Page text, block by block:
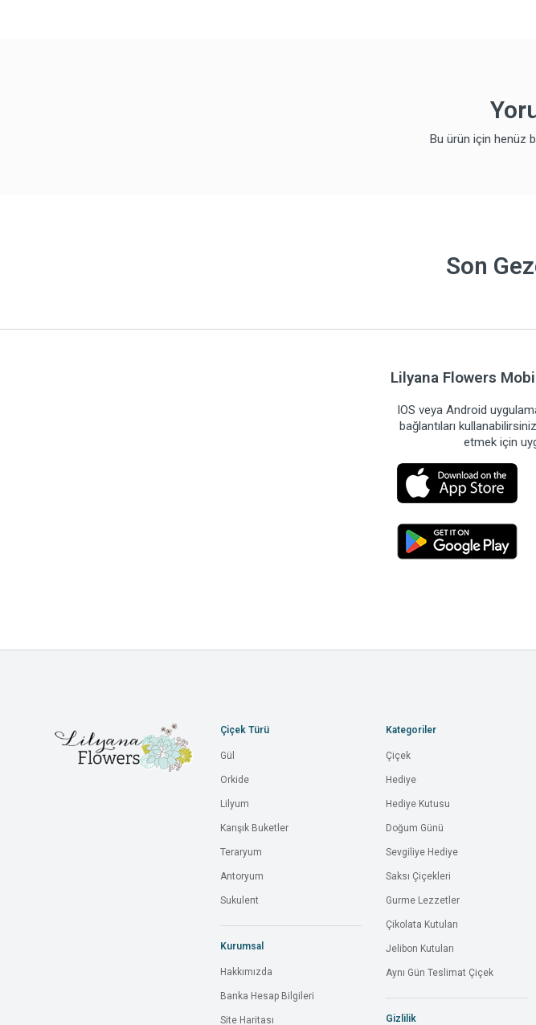
Bu ürün için henüz
Son
Lilyana Flowers
IOS veya Android
bağlantıları
etmek için
Çiçek Türü
Gül
Orkide
Lilyum
Karışık Buketler
Teraryum
Antoryum
Sukulent
Kurumsal
Hakkımızda
Banka Hesap Bilgileri
Site Haritası
Kategoriler
Çiçek
Hediye
Hediye Kutusu
Doğum Günü
Sevgiliye Hediye
Saksı Çiçekleri
Gurme Lezzetler
Çikolata Kutuları
Jelibon Kutuları
Aynı Gün Teslimat Çiçek
Gizlilik